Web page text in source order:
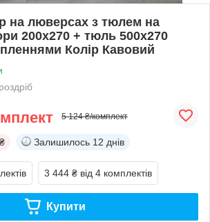
на люверсах з тюлем на
200х270 + тюль 500х270
Колір Кавовий
5 124 ₴/комплект
Залишилось 12 днів
3 444 ₴ від 4 комплектів
Купити